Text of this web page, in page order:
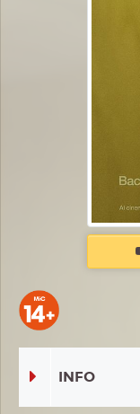
INFO